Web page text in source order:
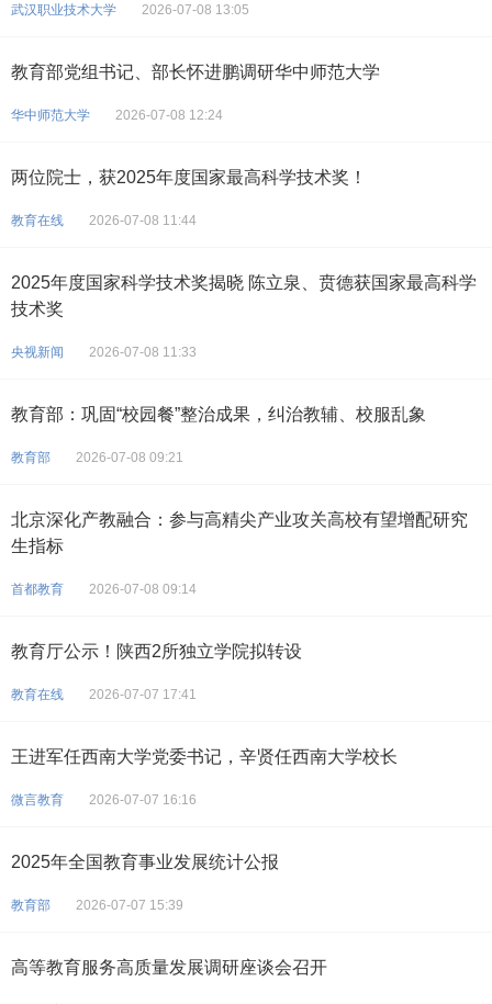
武汉职业技术大学 2026-07-08 13:05
教育部党组书记、部长怀进鹏调研华中师范大学
华中师范大学 2026-07-08 12:24
两位院士，获2025年度国家最高科学技术奖！
教育在线 2026-07-08 11:44
2025年度国家科学技术奖揭晓 陈立泉、贲德获国家最高科学
技术奖
央视新闻 2026-07-08 11:33
教育部：巩固“校园餐”整治成果，纠治教辅、校服乱象
教育部 2026-07-08 09:21
北京深化产教融合：参与高精尖产业攻关高校有望增配研究
生指标
首都教育 2026-07-08 09:14
教育厅公示！陕西2所独立学院拟转设
教育在线 2026-07-07 17:41
王进军任西南大学党委书记，辛贤任西南大学校长
微言教育 2026-07-07 16:16
2025年全国教育事业发展统计公报
教育部 2026-07-07 15:39
高等教育服务高质量发展调研座谈会召开